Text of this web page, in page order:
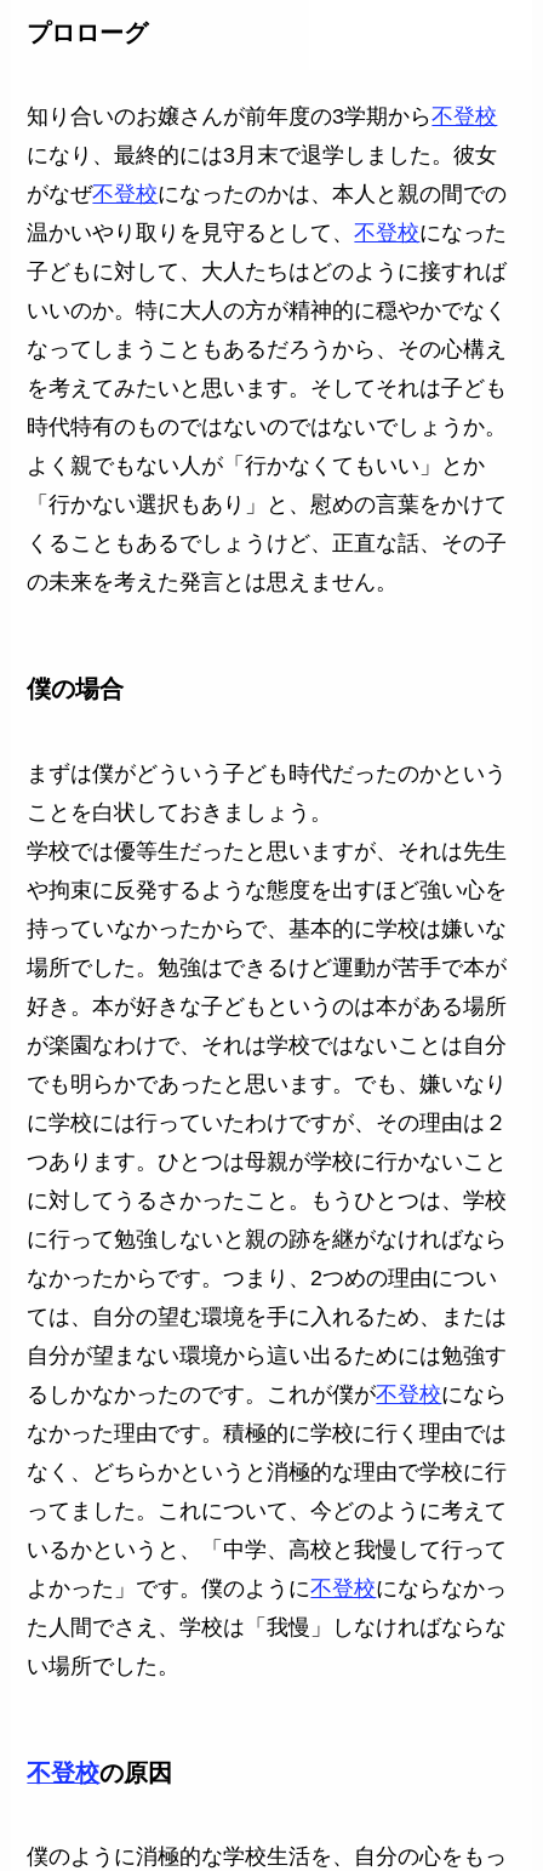
プロローグ
知り合いのお嬢さんが前年度の3学期から不登校
になり、最終的には3月末で退学しました。彼女
がなぜ不登校になったのかは、本人と親の間での
温かいやり取りを見守るとして、不登校になった
子どもに対して、大人たちはどのように接すれば
いいのか。特に大人の方が精神的に穏やかでなく
なってしまうこともあるだろうから、その心構え
を考えてみたいと思います。そしてそれは子ども
時代特有のものではないのではないでしょうか。
よく親でもない人が「行かなくてもいい」とか
「行かない選択もあり」と、慰めの言葉をかけて
くることもあるでしょうけど、正直な話、その子
の未来を考えた発言とは思えません。
僕の場合
まずは僕がどういう子ども時代だったのかという
ことを白状しておきましょう。
学校では優等生だったと思いますが、それは先生
や拘束に反発するような態度を出すほど強い心を
持っていなかったからで、基本的に学校は嫌いな
場所でした。勉強はできるけど運動が苦手で本が
好き。本が好きな子どもというのは本がある場所
が楽園なわけで、それは学校ではないことは自分
でも明らかであったと思います。でも、嫌いなり
に学校には行っていたわけですが、その理由は２
つあります。ひとつは母親が学校に行かないこと
に対してうるさかったこと。もうひとつは、学校
に行って勉強しないと親の跡を継がなければなら
なかったからです。つまり、2つめの理由につい
ては、自分の望む環境を手に入れるため、または
自分が望まない環境から這い出るためには勉強す
るしかなかったのです。これが僕が不登校になら
なかった理由です。積極的に学校に行く理由では
なく、どちらかというと消極的な理由で学校に行
ってました。これについて、今どのように考えて
いるかというと、「中学、高校と我慢して行って
よかった」です。僕のように不登校にならなかっ
た人間でさえ、学校は「我慢」しなければならな
い場所でした。
不登校の原因
僕のように消極的な学校生活を、自分の心をもっ